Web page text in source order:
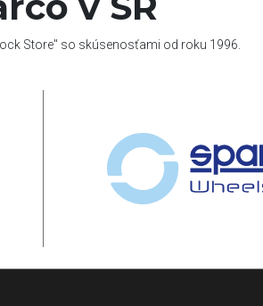
Store" so skúsenosťami od roku 1996.